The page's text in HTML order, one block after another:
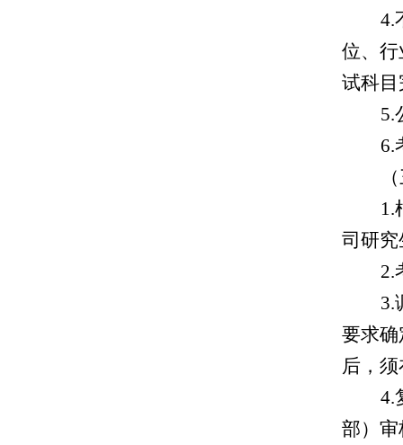
4.
位、
试科
5.
6.
1.
司研
2.
3.
要求
后，
4.
部）